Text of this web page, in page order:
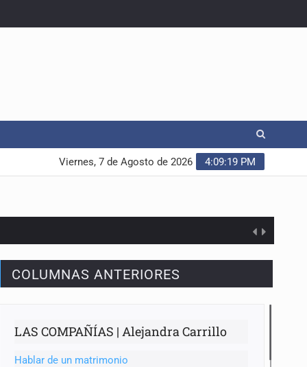
4:09:20 PM
Viernes, 7 de Agosto de 2026
COLUMNAS ANTERIORES
LAS COMPAÑÍAS | Alejandra Carrillo
Hablar de un matrimonio